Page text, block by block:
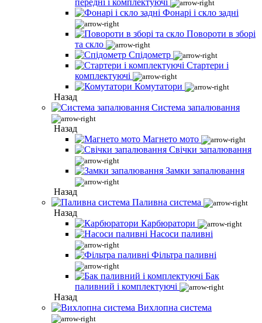
передні і комплектуючі
Фонарі і скло задні
Повороти в зборі
та скло
Спідометр
Стартери і
комплектуючі
Комутатори
Назад
Система запалювання
Назад
Магнето мото
Свічки запалювання
Замки запалювання
Назад
Паливна система
Назад
Карбюратори
Насоси паливні
Фільтра паливні
Бак
паливний і комплектуючі
Назад
Вихлопна система